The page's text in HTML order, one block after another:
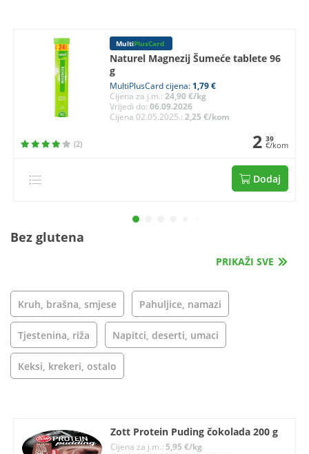
MultiPlusCard
Naturel Magnezij Šumeće tablete 96
g
MultiPlusCard cijena: 1,79 €
Cijena za j.m.:24,90 €/kg
Vrijedi do:06.09.2026
Cijena 02.05.2025.:2,25 €/kom
(2) 2 39
€/kom
Dodaj
Bez glutena
PRIKAŽI SVE
Kruh, brašna, smjese Pahuljice, namazi
Tjestenina, riža Napitci, deserti, umaci
Keksi, krekeri, ostalo
Zott Protein Puding čokolada 200 g
Cijena za j.m.:5,95 €/kg